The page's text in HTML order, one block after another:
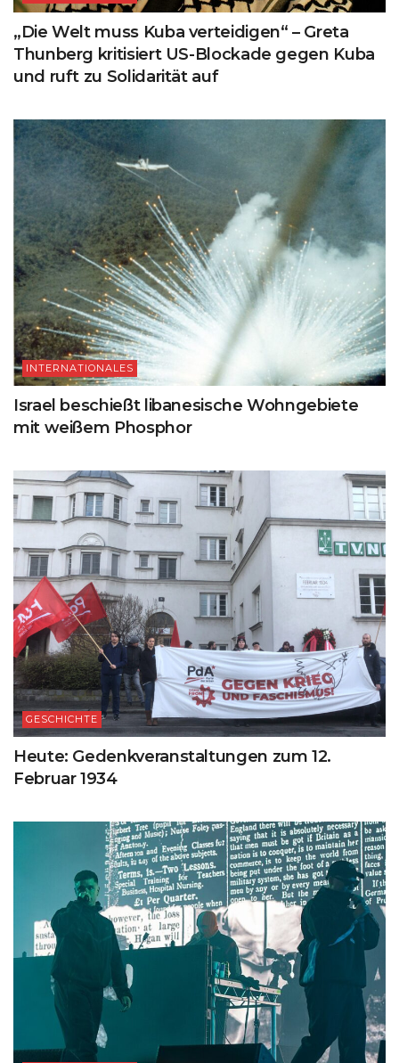
„Die Welt muss Kuba verteidigen“ – Greta
Thunberg kritisiert US-Blockade gegen Kuba
und ruft zu Solidarität auf
INTERNATIONALES
Israel beschießt libanesische Wohngebiete
mit weißem Phosphor
GESCHICHTE
Heute: Gedenkveranstaltungen zum 12.
Februar 1934